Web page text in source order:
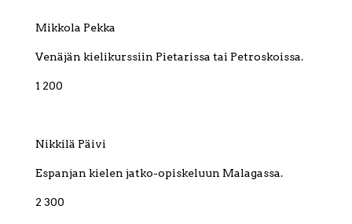
Mikkola Pekka
Venäjän kielikurssiin Pietarissa tai Petroskoissa.
1 200
Nikkilä Päivi
Espanjan kielen jatko-opiskeluun Malagassa.
2 300